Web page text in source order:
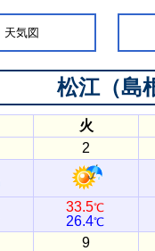
天気図
松江（島
火
2
33.5℃
26.4℃
9